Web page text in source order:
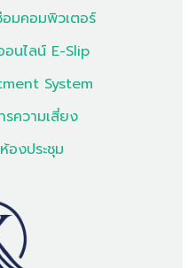
มคอมพิวเตอร์
อนไลน์ E-Slip
System
รความเสี่ยง
องประชุม